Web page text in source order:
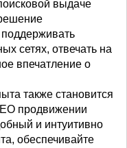
выдаче
сетях, отвечать на
впечатление о
также становится
продвижении
и интуитивно
обеспечивайте